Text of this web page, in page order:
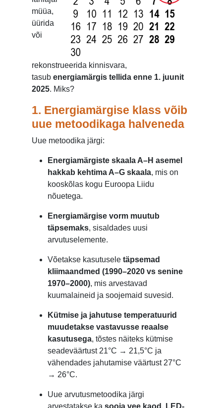
müüa,
üürida
või
rekonstrueerida kinnisvara,
tasub energiamärgis tellida enne 1. juunit
2025. Miks?
1. Energiamärgise klass võib
uue metoodikaga halveneda
Uue metoodika järgi:
Energiamärgiste skaala A–H asemel
hakkab kehtima A–G skaala, mis on
kooskõlas kogu Euroopa Liidu
nõuetega.
Energiamärgise vorm muutub
täpsemaks, sisaldades uusi
arvutuselemente.
Võetakse kasutusele täpsemad
kliimaandmed (1990–2020 vs senine
1970–2000), mis arvestavad
kuumalaineid ja soojemaid suvesid.
Kütmise ja jahutuse temperatuurid
muudetakse vastavusse reaalse
kasutusega, tõstes näiteks kütmise
seadeväärtust 21°C → 21,5°C ja
vähendades jahutamise väärtust 27°C
→ 26°C.
Uue arvutusmetoodika järgi
arvestatakse ka sooja vee kaod , LED-